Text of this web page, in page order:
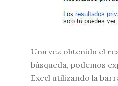
Una vez obtenido el
búsqueda, podemos
Excel utilizando la